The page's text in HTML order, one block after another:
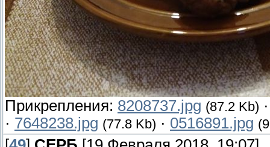
Прикрепления: 8208737.jpg (87.2 Kb)
· 7648238.jpg (77.8 Kb) · 0516891.jpg